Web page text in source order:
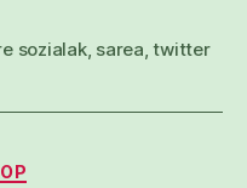
sozialak, sarea,twitter